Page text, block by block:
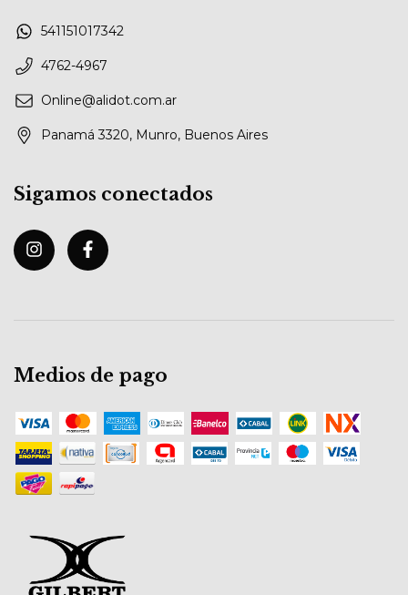
541151017342
4762-4967
Online@alidot.com.ar
Panamá 3320, Munro, Buenos Aires
Sigamos conectados
Medios de pago